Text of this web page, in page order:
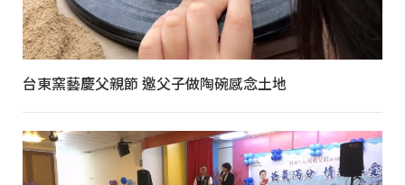
台東窯藝慶父親節 邀父子做陶碗感念土地